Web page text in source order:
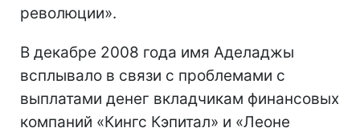
революции».
В декабре 2008 года имя Аделаджы
всплывало в связи с проблемами с
выплатами денег вкладчикам финансовых
компаний «Кингс Кэпитал» и «Леоне